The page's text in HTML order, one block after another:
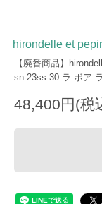
hirondelle et
【廃番商品】
sn-23ss-30 ラ ボア
48,400円(税